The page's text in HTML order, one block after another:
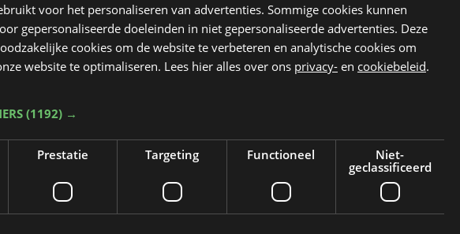
provinciaal kampioen bij de profs.
voor het personaliseren van advertenties. Sommige cookies kunnen
gepersonaliseerde doeleinden in niet gepersonaliseerde advertenties. Deze
cookies om de website te verbeteren en analytische cookies om
website te optimaliseren. Lees hier alles over ons privacy- en cookiebeleid.
(1192) →
Prestatie Targeting Functioneel
Niet-
geclassificeerd